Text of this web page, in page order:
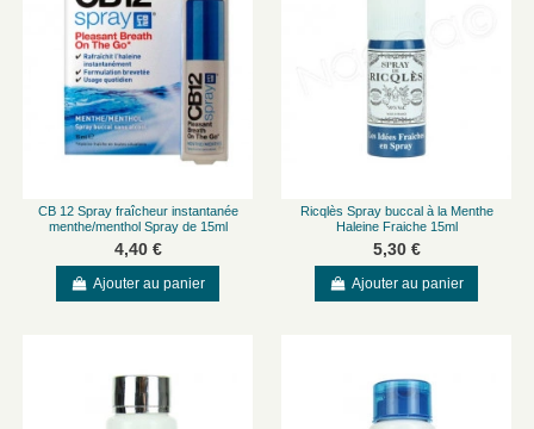
CB 12 Spray fraîcheur instantanée
menthe/menthol Spray de 15ml
4,40 €
Ajouter au panier
Ricqlès Spray buccal à la Menthe
Haleine Fraiche 15ml
5,30 €
Ajouter au panier